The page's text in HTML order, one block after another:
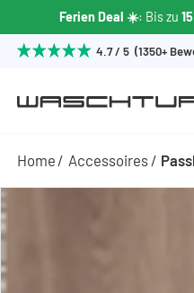
Ferien Deal ☀️: Bis zu
4.7 / 5 (1350+
Home Accessoires